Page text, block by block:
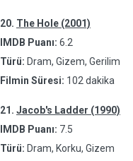
20. The Hole (2001)
IMDB Puanı: 6.2
Türü: Dram, Gizem, Gerilim
Filmin Süresi: 102 dakika
21. Jacob's Ladder (1990)
IMDB Puanı: 7.5
Türü: Dram, Korku, Gizem